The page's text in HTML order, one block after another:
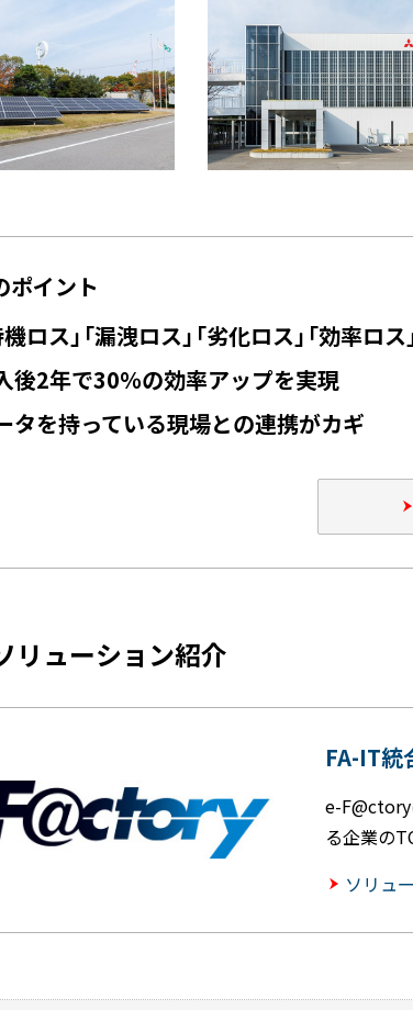
ポイント
機ロス」「漏洩ロス」「劣化ロス」「効率ロ
後2年で30％の効率アップを実現
タを持っている現場との連携がカギ
リューション紹介
FA-IT
e-F@ctory
る企業の
ソリュ